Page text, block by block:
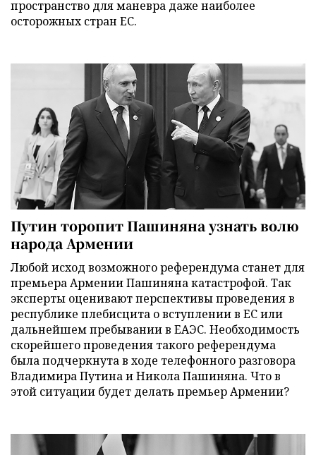
пространство для маневра даже наиболее
осторожных стран ЕС.
Путин торопит Пашиняна узнать волю
народа Армении
Любой исход возможного референдума станет для
премьера Армении Пашиняна катастрофой. Так
эксперты оценивают перспективы проведения в
республике плебисцита о вступлении в ЕС или
дальнейшем пребывании в ЕАЭС. Необходимость
скорейшего проведения такого референдума
была подчеркнута в ходе телефонного разговора
Владимира Путина и Никола Пашиняна. Что в
этой ситуации будет делать премьер Армении?